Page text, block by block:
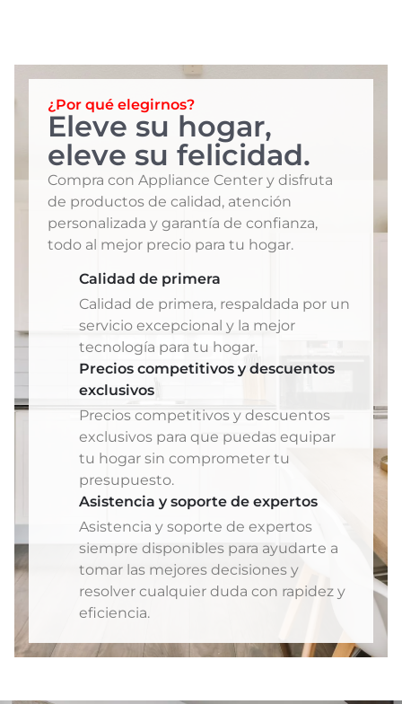
¿Por qué elegirnos?
Eleve su hogar,
eleve su felicidad.
Compra con Appliance Center y disfruta
de productos de calidad, atención
personalizada y garantía de confianza,
todo al mejor precio para tu hogar.
Calidad de primera
Calidad de primera, respaldada por un
servicio excepcional y la mejor
tecnología para tu hogar.
Precios competitivos y descuentos
exclusivos
Precios competitivos y descuentos
exclusivos para que puedas equipar
tu hogar sin comprometer tu
presupuesto.
Asistencia y soporte de expertos
Asistencia y soporte de expertos
siempre disponibles para ayudarte a
tomar las mejores decisiones y
resolver cualquier duda con rapidez y
eficiencia.